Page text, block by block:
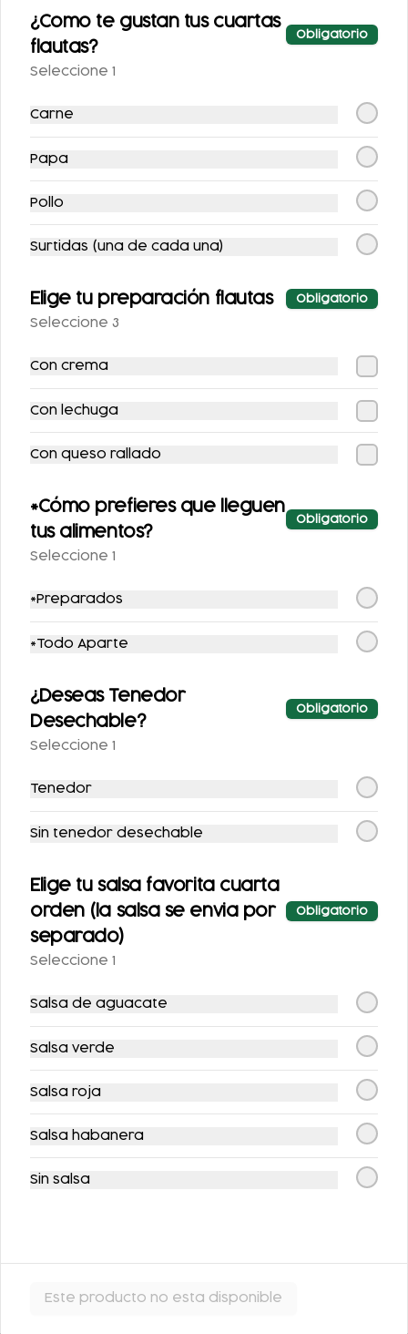
CLÁSICA 400 ML.
$25.00
COCA COLA ZERO
COCA-COLA LIGHT
SPRITE SIN AZÚCAR
355 ML.
$25.00
AZUCAR 355ML
SIDRAL LIGHT 355ML
$25.00 $25.00
Postres
FLAN DE LA ABUELA FLAN NAPOLITANO
¿Como te gustan tus cuartas
flautas?
Obligatorio
Seleccione 1
Carne
Papa
Pollo
Surtidas (una de cada una)
Elige tu preparación flautas Obligatorio
Seleccione 3
Con crema
Con lechuga
Con queso rallado
*Cómo prefieres que lleguen
tus alimentos?
Obligatorio
Seleccione 1
*Preparados
*Todo Aparte
¿Deseas Tenedor
Desechable?
Obligatorio
Seleccione 1
Tenedor
Sin tenedor desechable
Elige tu salsa favorita cuarta
orden (la salsa se envia por
separado)
Obligatorio
Seleccione 1
Salsa de aguacate
Salsa verde
Salsa roja
Salsa habanera
Sin salsa
Este producto no esta disponible